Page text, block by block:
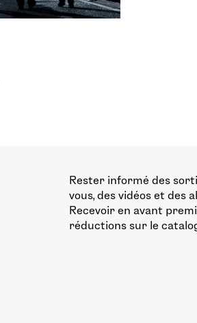
Rester informé des
vous, des vidéos et des
Recevoir en avant
réductions sur le